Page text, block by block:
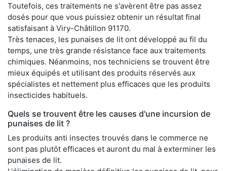
Toutefois, ces traitements ne s'avèrent être pas assez
dosés pour que vous puissiez obtenir un résultat final
satisfaisant à Viry-Châtillon 91170.
Très tenaces, les punaises de lit ont développé au fil du
temps, une très grande résistance face aux traitements
chimiques. Néanmoins, nos techniciens se trouvent être
mieux équipés et utilisant des produits réservés aux
spécialistes et nettement plus efficaces que les produits
insecticides habituels.
Quels se trouvent être les causes d'une incursion de
punaises de lit ?
Les produits anti insectes trouvés dans le commerce ne
sont pas plutôt efficaces et auront du mal à exterminer les
punaises de lit.